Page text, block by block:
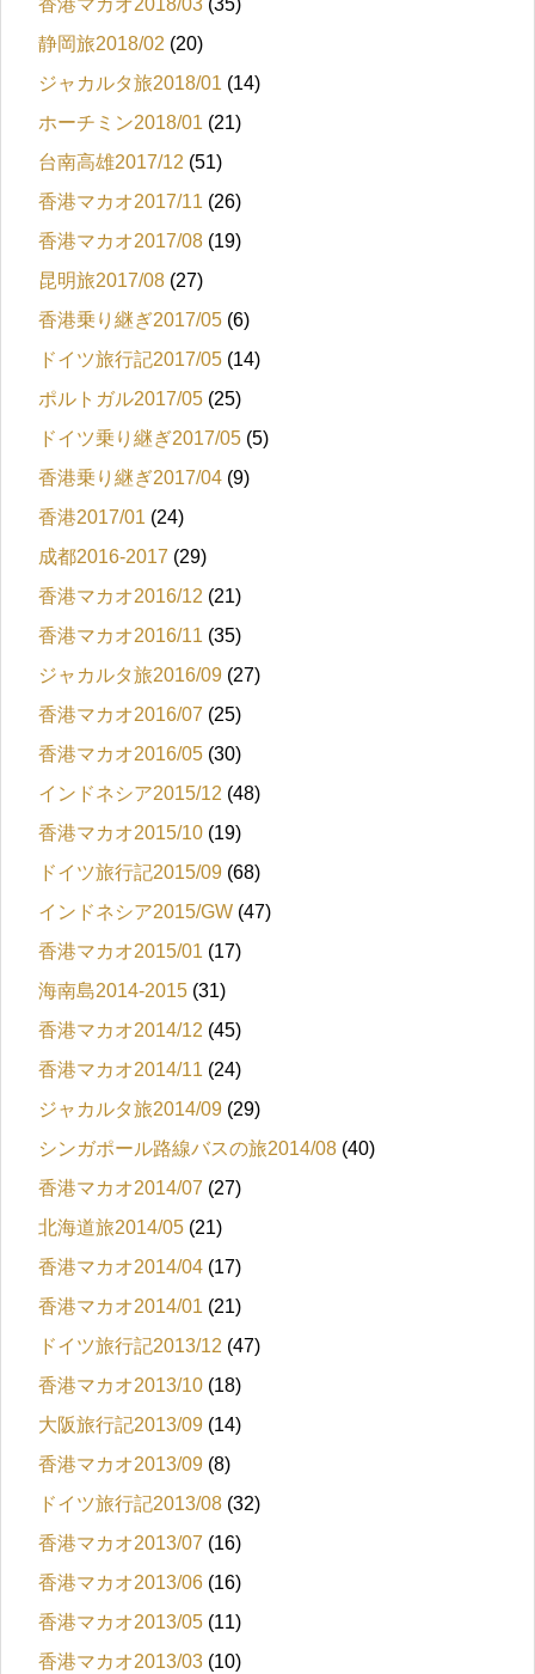
香港マカオ2018/03 (35)
静岡旅2018/02 (20)
ジャカルタ旅2018/01 (14)
ホーチミン2018/01 (21)
台南高雄2017/12 (51)
香港マカオ2017/11 (26)
香港マカオ2017/08 (19)
昆明旅2017/08 (27)
香港乗り継ぎ2017/05 (6)
ドイツ旅行記2017/05 (14)
ポルトガル2017/05 (25)
ドイツ乗り継ぎ2017/05 (5)
香港乗り継ぎ2017/04 (9)
香港2017/01 (24)
成都2016-2017 (29)
香港マカオ2016/12 (21)
香港マカオ2016/11 (35)
ジャカルタ旅2016/09 (27)
香港マカオ2016/07 (25)
香港マカオ2016/05 (30)
インドネシア2015/12 (48)
香港マカオ2015/10 (19)
ドイツ旅行記2015/09 (68)
インドネシア2015/GW (47)
香港マカオ2015/01 (17)
海南島2014-2015 (31)
香港マカオ2014/12 (45)
香港マカオ2014/11 (24)
ジャカルタ旅2014/09 (29)
シンガポール路線バスの旅2014/08 (40)
香港マカオ2014/07 (27)
北海道旅2014/05 (21)
香港マカオ2014/04 (17)
香港マカオ2014/01 (21)
ドイツ旅行記2013/12 (47)
香港マカオ2013/10 (18)
大阪旅行記2013/09 (14)
香港マカオ2013/09 (8)
ドイツ旅行記2013/08 (32)
香港マカオ2013/07 (16)
香港マカオ2013/06 (16)
香港マカオ2013/05 (11)
香港マカオ2013/03 (10)